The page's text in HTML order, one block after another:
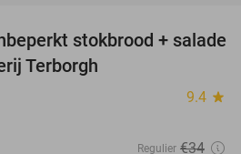
44%
stokbrood + salade
Terborgh
9.4 star
Regulier €34